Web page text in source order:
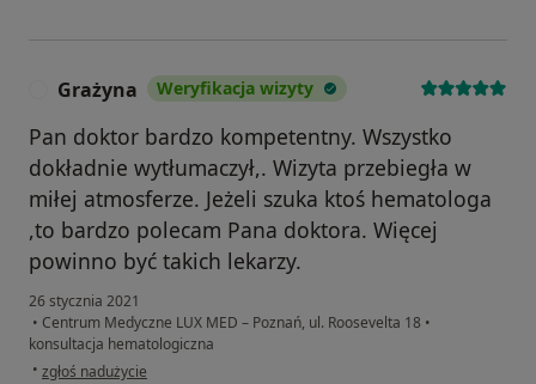
Grażyna Weryfikacja wizyty
Pan doktor bardzo kompetentny. Wszystko
dokładnie wytłumaczył,. Wizyta przebiegła w
miłej atmosferze. Jeżeli szuka ktoś hematologa
,to bardzo polecam Pana doktora. Więcej
powinno być takich lekarzy.
26 stycznia 2021
• Centrum Medyczne LUX MED – Poznań, ul. Roosevelta 18 •
konsultacja hematologiczna
• w opinii użytkownika Grażyna
zgłoś nadużycie